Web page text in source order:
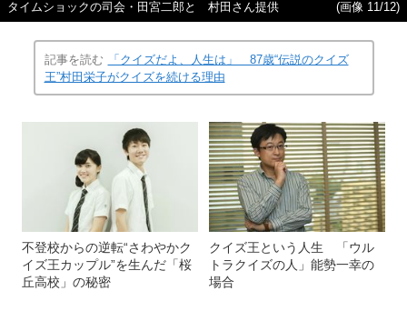
タイムショックの司会・田宮二郎と 村田さん提供 (画像 11/12)
記事を読む
「クイズだよ、人生は」 87歳“伝説のクイズ
王”村田栄子がクイズを続ける理由
不登校からの逆転“さわやかク
イズ王カップル”を生んだ「桜
丘高校」の秘密
クイズ王という人生 「ウル
トラクイズの人」能勢一幸の
場合